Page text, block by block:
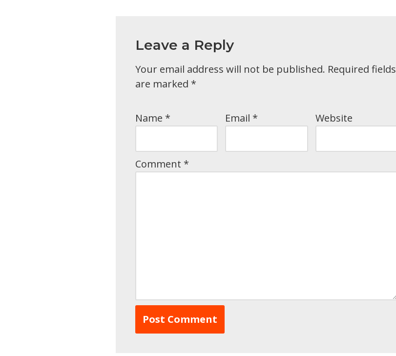
Leave a Reply
Your email address will not be published. Required fields
are marked *
Name * Email * Website
Comment *